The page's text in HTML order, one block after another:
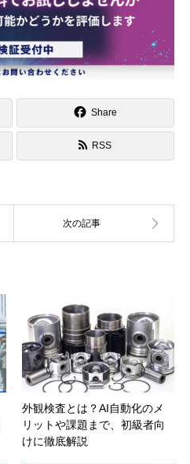
Share
RSS
外観検査とは？AI自動化のメ
リットや課題まで、初級者向
けに徹底解説